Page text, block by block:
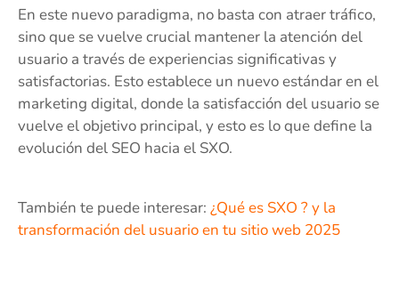
En este nuevo paradigma, no basta con atraer tráfico,
sino que se vuelve crucial mantener la atención del
usuario a través de experiencias significativas y
satisfactorias. Esto establece un nuevo estándar en el
marketing digital, donde la satisfacción del usuario se
vuelve el objetivo principal, y esto es lo que define la
evolución del SEO hacia el SXO.
También te puede interesar: ¿Qué es SXO ? y la
transformación del usuario en tu sitio web 2025